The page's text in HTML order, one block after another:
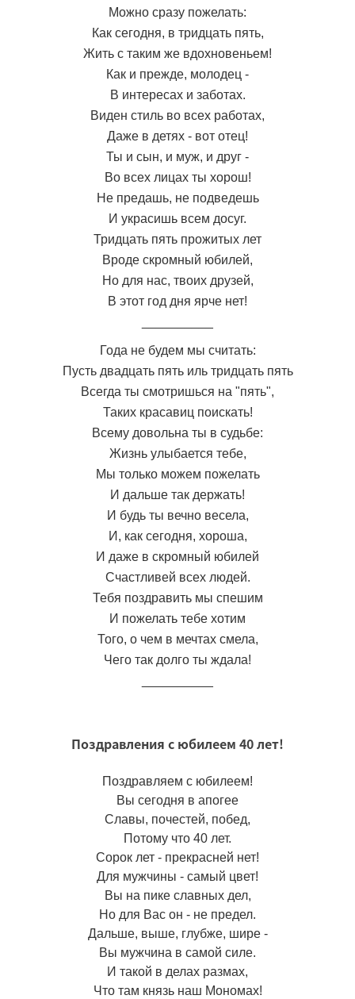
Можно сразу пожелать:
Как сегодня, в тридцать пять,
Жить с таким же вдохновеньем!
Как и прежде, молодец -
В интересах и заботах.
Виден стиль во всех работах,
Даже в детях - вот отец!
Ты и сын, и муж, и друг -
Во всех лицах ты хорош!
Не предашь, не подведешь
И украсишь всем досуг.
Тридцать пять прожитых лет
Вроде скромный юбилей,
Но для нас, твоих друзей,
В этот год дня ярче нет!
Года не будем мы считать:
Пусть двадцать пять иль тридцать пять
Всегда ты смотришься на "пять",
Таких красавиц поискать!
Всему довольна ты в судьбе:
Жизнь улыбается тебе,
Мы только можем пожелать
И дальше так держать!
И будь ты вечно весела,
И, как сегодня, хороша,
И даже в скромный юбилей
Счастливей всех людей.
Тебя поздравить мы спешим
И пожелать тебе хотим
Того, о чем в мечтах смела,
Чего так долго ты ждала!
Поздравления с юбилеем 40 лет!
Поздравляем с юбилеем!
Вы сегодня в апогее
Славы, почестей, побед,
Потому что 40 лет.
Сорок лет - прекрасней нет!
Для мужчины - самый цвет!
Вы на пике славных дел,
Но для Вас он - не предел.
Дальше, выше, глубже, шире -
Вы мужчина в самой силе.
И такой в делах размах,
Что там князь наш Мономах!